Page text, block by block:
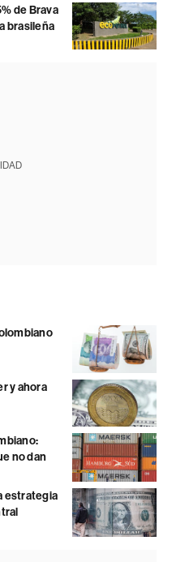
de Brava
brasileña
y ahora
no dan
estrategia